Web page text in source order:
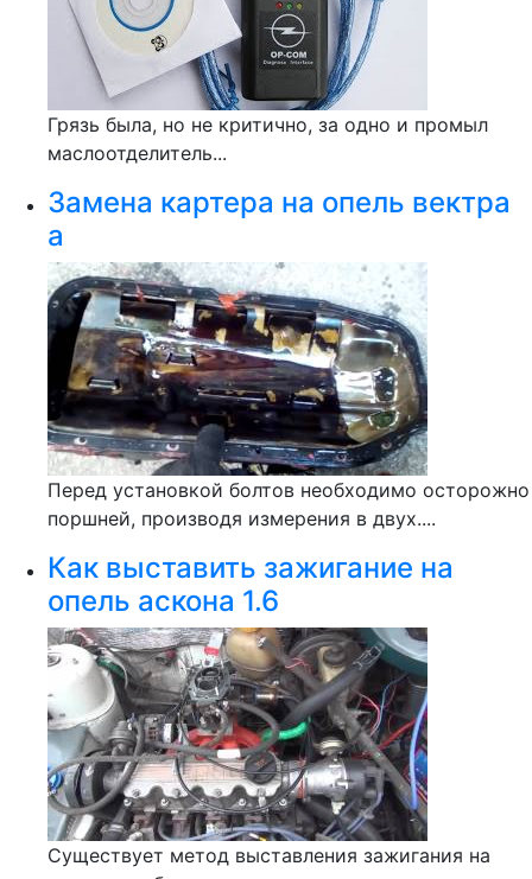
Грязь была, но не критично, за одно и промыл
маслоотделитель...
Замена картера на опель вектра
a
Перед установкой болтов необходимо осторожно
поршней, производя измерения в двух....
Как выставить зажигание на
опель аскона 1.6
Существует метод выставления зажигания на